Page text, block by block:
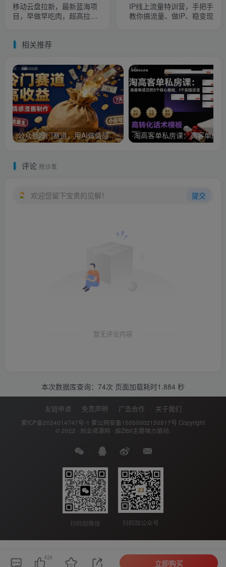
移动云盘拉新，最新蓝海项
目，早做早吃肉，超高拉新
IP线上流量特训营，手把手
教你搞流量、做IP、稳变现
相关推荐
公众号冷门赛道，用AI做情感漫画，7天开通流量主，操作简单，小白可玩
评论 抢沙发
欢迎您留下宝贵的见解！ 提交
暂无评论内容
本次数据库查询：74次 页面加载耗时1.884 秒
友链申请 免责声明 广告合作 关于我们
蒙ICP备2024014747号-1 蒙公网安备15050002150517号 Copyright
© 2022 · 创业资源网 · 由Zibll主题强力驱动.
扫码加微信 扫码加公众号
424
立即购买